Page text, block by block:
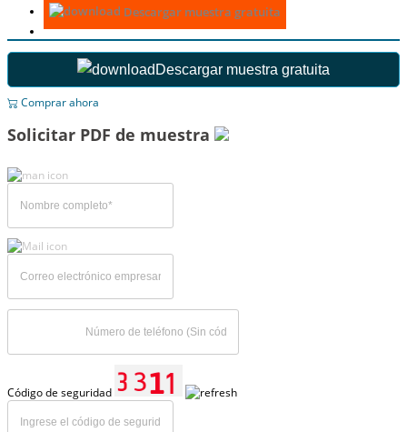
Descargar muestra gratuita
Descargar muestra gratuita
Comprar ahora
Solicitar PDF de muestra
Código de seguridad